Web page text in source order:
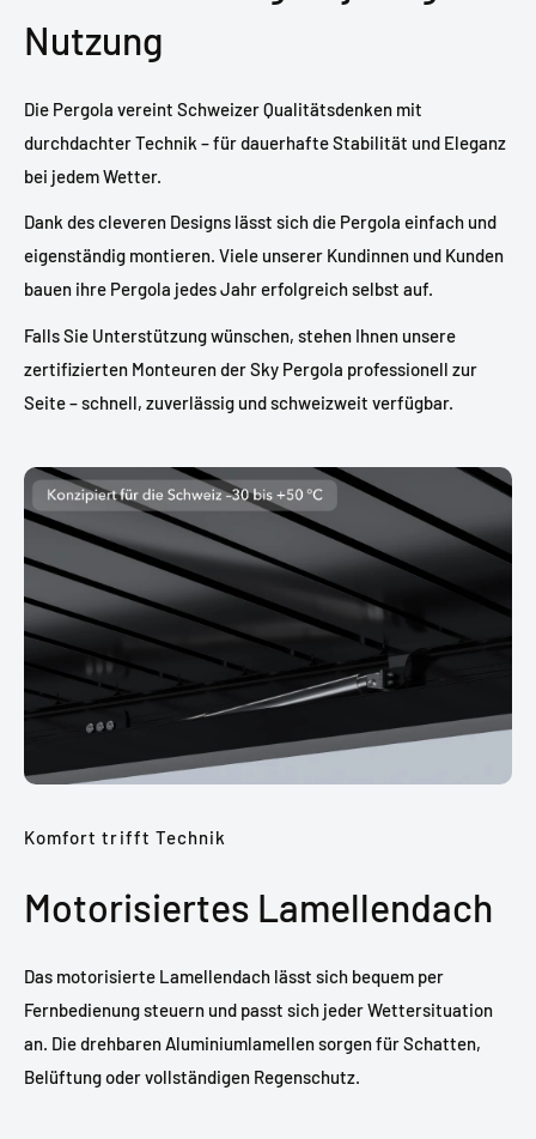
Nutzung
Die Pergola vereint Schweizer Qualitätsdenken mit
durchdachter Technik – für dauerhafte Stabilität und Eleganz
bei jedem Wetter.
Dank des cleveren Designs lässt sich die Pergola einfach und
eigenständig montieren. Viele unserer Kundinnen und Kunden
bauen ihre Pergola jedes Jahr erfolgreich selbst auf.
Falls Sie Unterstützung wünschen, stehen Ihnen unsere
zertifizierten Monteuren der Sky Pergola professionell zur
Seite – schnell, zuverlässig und schweizweit verfügbar.
Komfort trifft Technik
Motorisiertes Lamellendach
Das motorisierte Lamellendach lässt sich bequem per
Fernbedienung steuern und passt sich jeder Wettersituation
an. Die drehbaren Aluminiumlamellen sorgen für Schatten,
Belüftung oder vollständigen Regenschutz.